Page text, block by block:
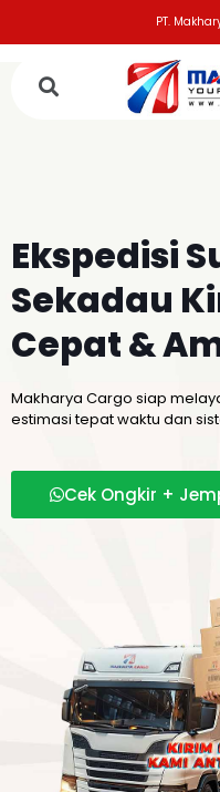
PT.
Ekspedisi
Sekadau
Cepat &
Makharya Cargo siap
estimasi tepat waktu dan
Cek Ongkir +